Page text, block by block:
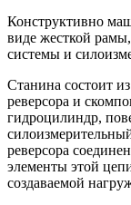
Конструктивно
виде жесткой
системы и
Станина состоит
реверсора и
гидроцилиндр,
реверсора
элементы этой
создаваемой